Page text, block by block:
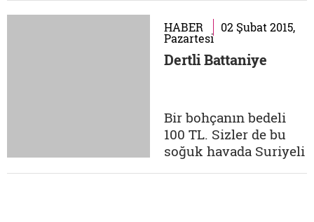
şey öğretiliyor. Mutlu
Yuva Mutlu Yaşam
Derneği gönüllüsü
çocukların okul
başarılarını artırmak
için derslerine
yardımcı olabilir ya...
HABER 02 Şubat 2015,
Pazartesi
Dertli Battaniye
Bir bohçanın bedeli
100 TL. Sizler de bu
soğuk havada Suriyeli